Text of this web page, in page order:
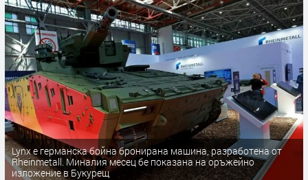
Lynx e германска бойна бронирана машина, разработена от
Rheinmetall. Миналия месец бе показана на оръжейно
изложение в Букурещ